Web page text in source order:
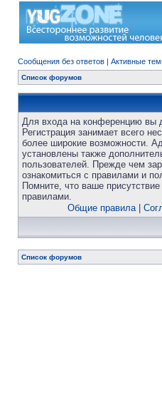
Сообщения без ответов | Активные
Список форумов
Для входа на конференцию вы
Регистрация занимает всего
более широкие возможности.
установлены также
пользователей. Прежде чем
ознакомиться с правилами и
Помните, что ваше
правилами.
Общие правила|
Список форумов